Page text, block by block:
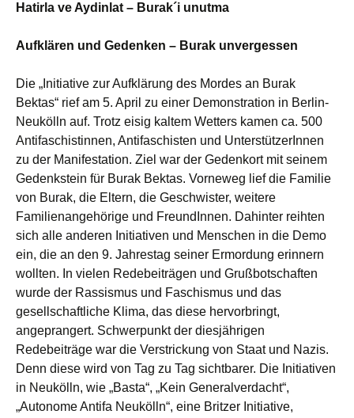
Hatirla ve Aydinlat – Burak´i unutma
Aufklären und Gedenken – Burak unvergessen
Die „Initiative zur Aufklärung des Mordes an Burak
Bektas“ rief am 5. April zu einer Demonstration in Berlin-
Neukölln auf. Trotz eisig kaltem Wetters kamen ca. 500
Antifaschistinnen, Antifaschisten und UnterstützerInnen
zu der Manifestation. Ziel war der Gedenkort mit seinem
Gedenkstein für Burak Bektas. Vorneweg lief die Familie
von Burak, die Eltern, die Geschwister, weitere
Familienangehörige und FreundInnen. Dahinter reihten
sich alle anderen Initiativen und Menschen in die Demo
ein, die an den 9. Jahrestag seiner Ermordung erinnern
wollten. In vielen Redebeiträgen und Grußbotschaften
wurde der Rassismus und Faschismus und das
gesellschaftliche Klima, das diese hervorbringt,
angeprangert. Schwerpunkt der diesjährigen
Redebeiträge war die Verstrickung von Staat und Nazis.
Denn diese wird von Tag zu Tag sichtbarer. Die Initiativen
in Neukölln, wie „Basta“, „Kein Generalverdacht“,
„Autonome Antifa Neukölln“, eine Britzer Initiative,